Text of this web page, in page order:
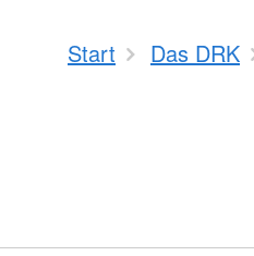
Start Das DRK